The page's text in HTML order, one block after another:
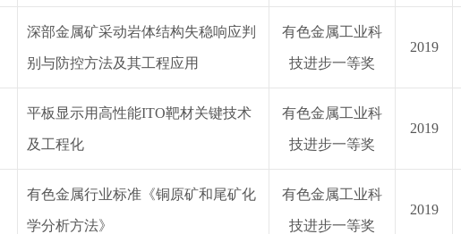
深部金属矿采动岩体结构失稳响应判
别与防控方法及其工程应用
有色金属工业科
技进步一等奖
2019
平板显示用高性能ITO靶材关键技术
及工程化
有色金属工业科
技进步一等奖
2019
有色金属行业标准《铜原矿和尾矿化
学分析方法》
有色金属工业科
技进步一等奖
2019